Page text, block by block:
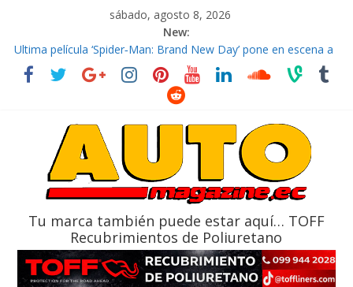
sábado, agosto 8, 2026
New:
El costo de tener un vehículo gana protagonismo a la hora de
decidir
Ultima película ‘Spider‑Man: Brand New Day’ pone en escena a
La Vuelta al Ecuador 2026, edición 47ª, recorre 7 provincias en 8
La FEDAK recibe 12 Sinotruk Bolden para cubrir las rutas de La
Tu marca también puede estar aquí… TOFF
Recubrimientos de Poliuretano